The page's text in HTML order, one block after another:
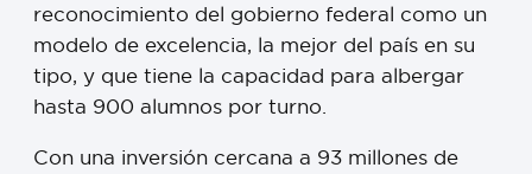
reconocimiento del gobierno federal como un
modelo de excelencia, la mejor del país en su
tipo, y que tiene la capacidad para albergar
hasta 900 alumnos por turno.
Con una inversión cercana a 93 millones de